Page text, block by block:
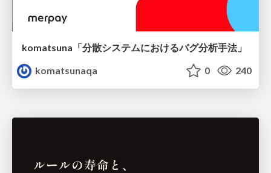
komatsuna「分散システムにおけるバグ分析手法」
komatsunaqa
0 240